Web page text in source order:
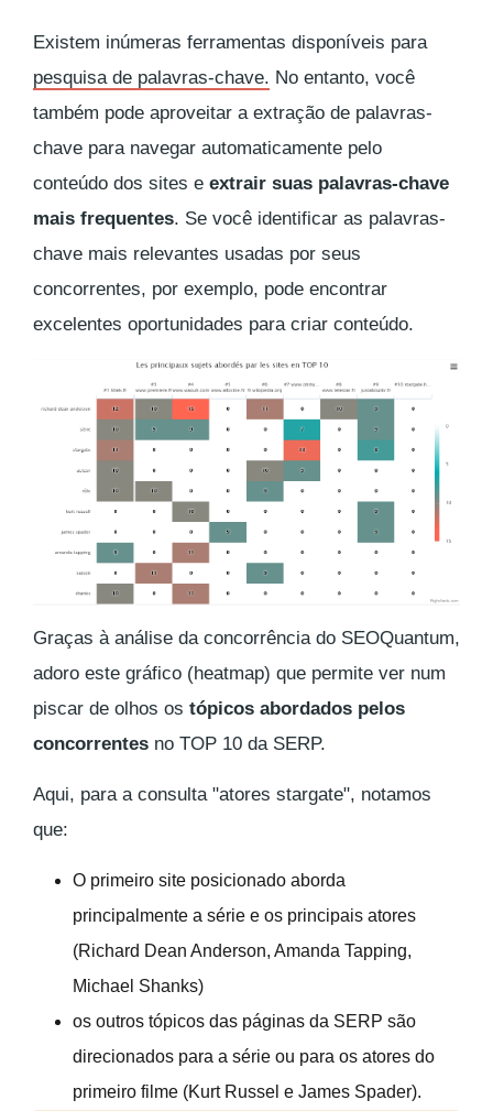
Existem inúmeras ferramentas disponíveis para
pesquisa de palavras-chave. No entanto, você
também pode aproveitar a extração de palavras-
chave para navegar automaticamente pelo
conteúdo dos sites e extrair suas palavras-chave
mais frequentes. Se você identificar as palavras-
chave mais relevantes usadas por seus
concorrentes, por exemplo, pode encontrar
excelentes oportunidades para criar conteúdo.
Graças à análise da concorrência do SEOQuantum,
adoro este gráfico (heatmap) que permite ver num
piscar de olhos os tópicos abordados pelos
concorrentes no TOP 10 da SERP.
Aqui, para a consulta "atores stargate", notamos
que:
O primeiro site posicionado aborda
principalmente a série e os principais atores
(Richard Dean Anderson, Amanda Tapping,
Michael Shanks)
os outros tópicos das páginas da SERP são
direcionados para a série ou para os atores do
primeiro filme (Kurt Russel e James Spader).